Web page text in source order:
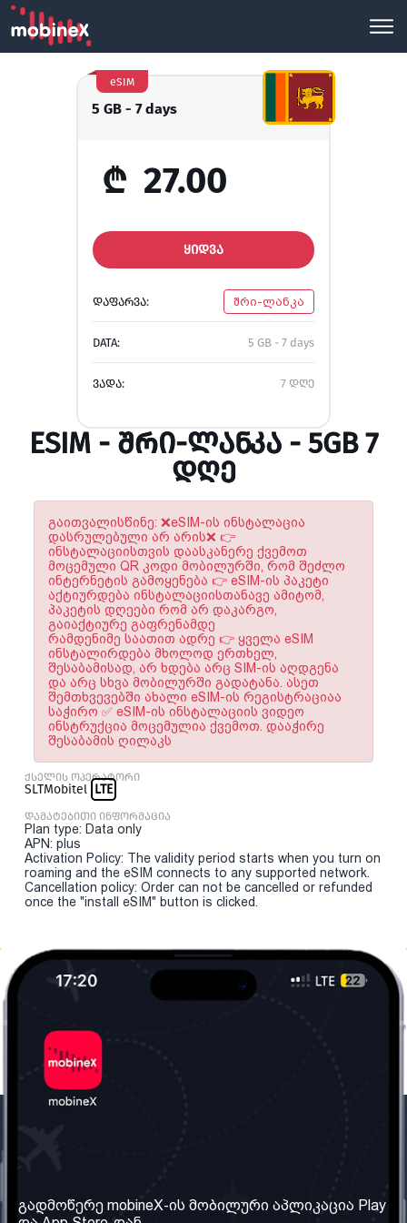
5 GB - 7 days
eSIM
₾ 27.00
ᲧᲘᲓᲕᲐ
ᲓᲐᲤᲐᲠᲕᲐ: შრი-ლანკა
DATA: 5 GB - 7 days
ᲕᲐᲓᲐ: 7 დღე
ESIM - ᲨᲠᲘ-ᲚᲐᲜᲙᲐ - 5GB 7
ᲓᲦᲔ
გაითვალისწინე: ❌eSIM-ის ინსტალაცია
დასრულებული არ არის❌ 👉
ინსტალაციისთვის დაასკანერე ქვემოთ
მოცემული QR კოდი მობილურში, რომ შეძლო
ინტერნეტის გამოყენება 👉 eSIM-ის პაკეტი
აქტიურდება ინსტალაციისთანავე ამიტომ,
პაკეტის დღეები რომ არ დაკარგო,
გაიაქტიურე გაფრენამდე
რამდენიმე საათით ადრე 👉 ყველა eSIM
ინსტალირდება მხოლოდ ერთხელ,
შესაბამისად, არ ხდება არც SIM-ის აღდგენა
და არც სხვა მობილურში გადატანა. ასეთ
შემთხვევებში ახალი eSIM-ის რეგისტრაციაა
საჭირო ✅ eSIM-ის ინსტალაციის ვიდეო
ინსტრუქცია მოცემულია ქვემოთ. დააჭირე
შესაბამის ღილაკს
ქსელის ოპერატორი
SLTMobitel LTE
დამატებითი ინფორმაცია
Plan type: Data only
APN: plus
Activation Policy: The validity period starts when you turn on
roaming and the eSIM connects to any supported network.
Cancellation policy: Order can not be cancelled or refunded
once the "install eSIM" button is clicked.
ჩვენ შესახებ
წესები და პირობები
გადმოწერე mobineX-ის მობილური აპლიკაცია Play